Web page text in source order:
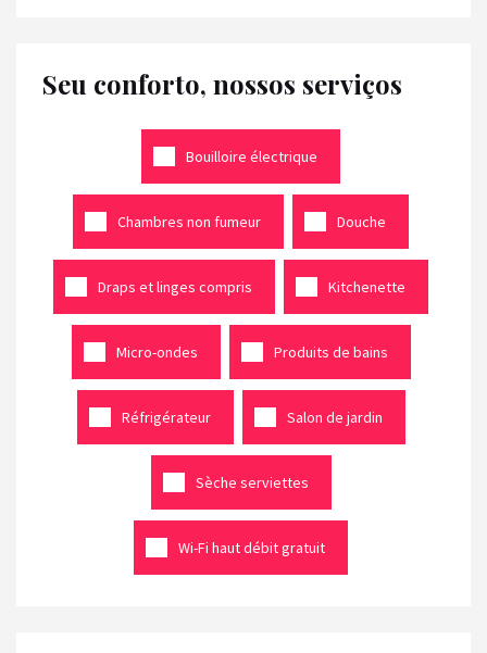
Seu conforto, nossos serviços
Bouilloire électrique
Chambres non fumeur Douche
Draps et linges compris Kitchenette
Micro-ondes Produits de bains
Réfrigérateur Salon de jardin
Sèche serviettes
Wi-Fi haut débit gratuit